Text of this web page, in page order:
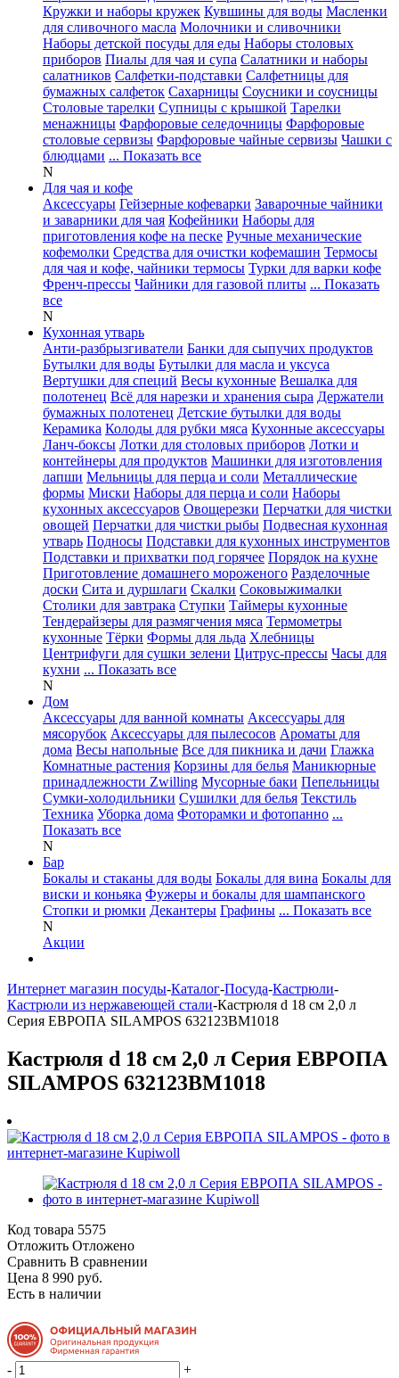
Кружки и наборы кружек Кувшины для воды Масленки
для сливочного масла Молочники и сливочники
Наборы детской посуды для еды Наборы столовых
приборов Пиалы для чая и супа Салатники и наборы
салатников Салфетки-подставки Салфетницы для
бумажных салфеток Сахарницы Соусники и соусницы
Столовые тарелки Супницы с крышкой Тарелки
менажницы Фарфоровые селедочницы Фарфоровые
столовые сервизы Фарфоровые чайные сервизы Чашки с
блюдцами ... Показать все
N
Для чая и кофе
Аксессуары Гейзерные кофеварки Заварочные чайники
и заварники для чая Кофейники Наборы для
приготовления кофе на песке Ручные механические
кофемолки Средства для очистки кофемашин Термосы
для чая и кофе, чайники термосы Турки для варки кофе
Френч-прессы Чайники для газовой плиты ... Показать
все
N
Кухонная утварь
Анти-разбрызгиватели Банки для сыпучих продуктов
Бутылки для воды Бутылки для масла и уксуса
Вертушки для специй Весы кухонные Вешалка для
полотенец Всё для нарезки и хранения сыра Держатели
бумажных полотенец Детские бутылки для воды
Керамика Колоды для рубки мяса Кухонные аксессуары
Ланч-боксы Лотки для столовых приборов Лотки и
контейнеры для продуктов Машинки для изготовления
лапши Мельницы для перца и соли Металлические
формы Миски Наборы для перца и соли Наборы
кухонных аксессуаров Овощерезки Перчатки для чистки
овощей Перчатки для чистки рыбы Подвесная кухонная
утварь Подносы Подставки для кухонных инструментов
Подставки и прихватки под горячее Порядок на кухне
Приготовление домашнего мороженого Разделочные
доски Сита и дуршлаги Скалки Соковыжималки
Столики для завтрака Ступки Таймеры кухонные
Тендерайзеры для размягчения мяса Термометры
кухонные Тёрки Формы для льда Хлебницы
Центрифуги для сушки зелени Цитрус-прессы Часы для
кухни ... Показать все
N
Дом
Аксессуары для ванной комнаты Аксессуары для
мясорубок Аксессуары для пылесосов Ароматы для
дома Весы напольные Все для пикника и дачи Глажка
Комнатные растения Корзины для белья Маникюрные
принадлежности Zwilling Мусорные баки Пепельницы
Сумки-холодильники Сушилки для белья Текстиль
Техника Уборка дома Фоторамки и фотопанно ...
Показать все
N
Бар
Бокалы и стаканы для воды Бокалы для вина Бокалы для
виски и коньяка Фужеры и бокалы для шампанского
Стопки и рюмки Декантеры Графины ... Показать все
N
Акции
Интернет магазин посуды-Каталог-Посуда-Кастрюли-
Кастрюли из нержавеющей стали-Кастрюля d 18 см 2,0 л
Серия ЕВРОПА SILAMPOS 632123BM1018
Кастрюля d 18 см 2,0 л Серия ЕВРОПА
SILAMPOS 632123BM1018
Код товара 5575
Отложить Отложено
Сравнить В сравнении
Цена 8 990 руб.
Есть в наличии
-
+